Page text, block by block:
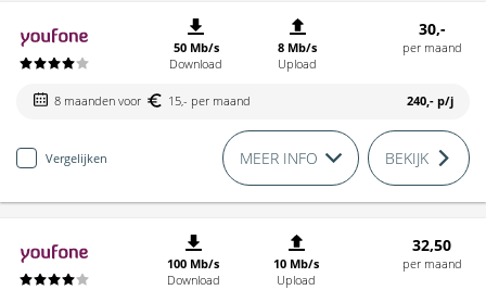
50 Mb/s
Download
8 Mb/s
Upload
30,-
per maand
8 maanden voor 15,- per maand 240,- p/j
Vergelijken MEER INFO BEKIJK
100 Mb/s
Download
10 Mb/s
Upload
32,50
per maand